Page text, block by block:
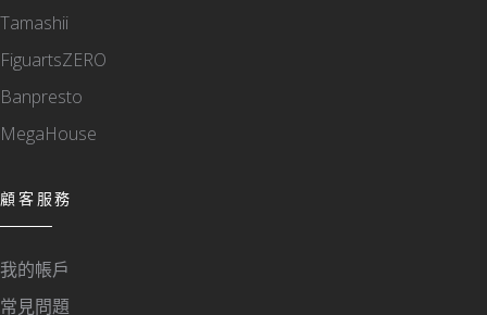
Tamashii
FiguartsZERO
Banpresto
MegaHouse
顧客服務
我的帳戶
常見問題